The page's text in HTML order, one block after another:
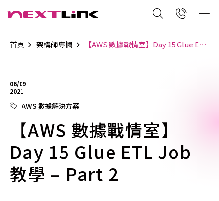
首頁 架構師專欄 【AWS 數據戰情室】Day 15 Glue ETL Job 教學 – Part 2
06/09
2021
AWS 數據解決方案
【AWS 數據戰情室】
Day 15 Glue ETL Job
教學 – Part 2